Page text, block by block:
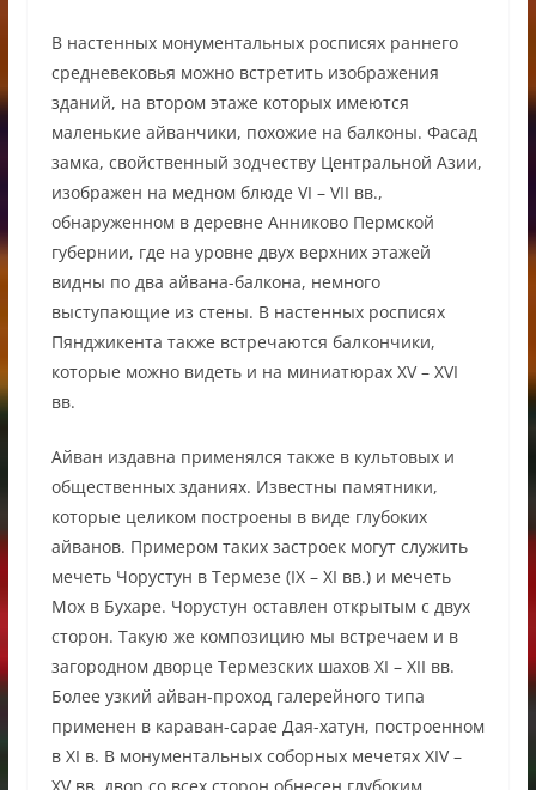
В настенных монументальных росписях раннего
средневековья можно встретить изображения
зданий, на втором этаже которых имеются
маленькие айванчики, похожие на балконы. Фасад
замка, свойственный зодчеству Центральной Азии,
изображен на медном блюде VI – VII вв.,
обнаруженном в деревне Анниково Пермской
губернии, где на уровне двух верхних этажей
видны по два айвана-балкона, немного
выступающие из стены. В настенных росписях
Пянджикента также встречаются балкончики,
которые можно видеть и на миниатюрах XV – XVI
вв.
Айван издавна применялся также в культовых и
общественных зданиях. Известны памятники,
которые целиком построены в виде глубоких
айванов. Примером таких застроек могут служить
мечеть Чорустун в Термезе (IX – XI вв.) и мечеть
Мох в Бухаре. Чорустун оставлен открытым с двух
сторон. Такую же композицию мы встречаем и в
загородном дворце Термезских шахов XI – XII вв.
Более узкий айван-проход галерейного типа
применен в караван-сарае Дая-хатун, построенном
в XI в. В монументальных соборных мечетях XIV –
XV вв. двор со всех сторон обнесен глубоким